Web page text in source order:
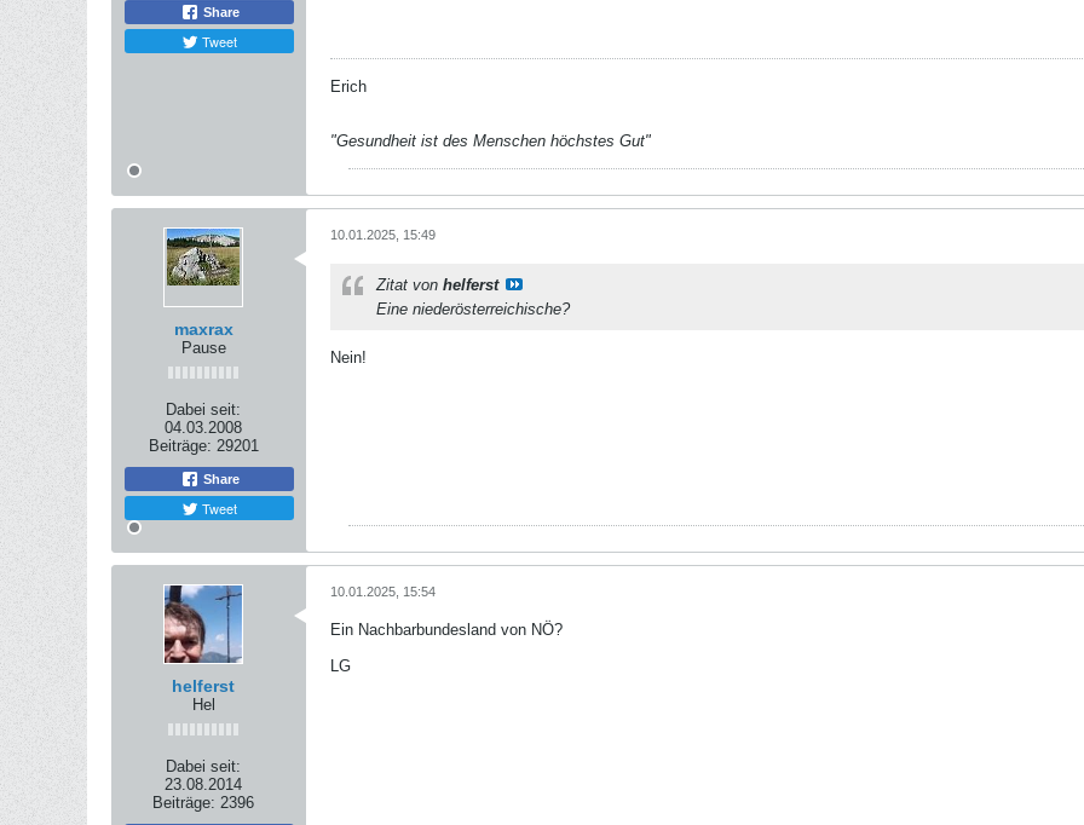
Share
Tweet
Erich
"Gesundheit ist des Menschen höchstes Gut"
maxrax
Pause
Dabei seit:
04.03.2008
Beiträge: 29201
Share
Tweet
10.01.2025, 15:49
Zitat von helferst
Eine niederösterreichische?
Nein!
helferst
Hel
Dabei seit:
23.08.2014
Beiträge: 2396
10.01.2025, 15:54
Ein Nachbarbundesland von NÖ?
LG